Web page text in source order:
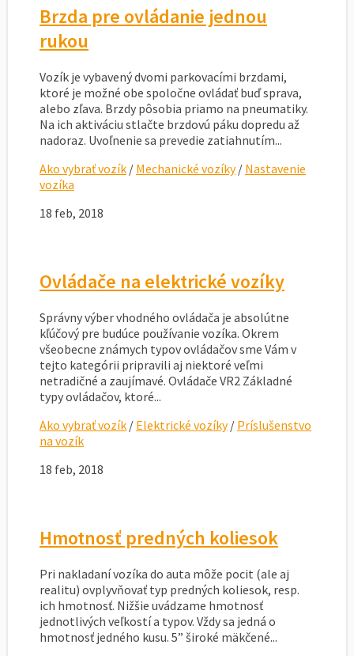
Brzda pre ovládanie jednou
rukou
Vozík je vybavený dvomi parkovacími brzdami,
ktoré je možné obe spoločne ovládať buď sprava,
alebo zľava. Brzdy pôsobia priamo na pneumatiky.
Na ich aktiváciu stlačte brzdovú páku dopredu až
nadoraz. Uvoľnenie sa prevedie zatiahnutím...
Ako vybrať vozík / Mechanické vozíky/ Nastavenie
vozíka
18 feb, 2018
Ovládače na elektrické vozíky
Správny výber vhodného ovládača je absolútne
kľúčový pre budúce používanie vozíka. Okrem
všeobecne známych typov ovládačov sme Vám v
tejto kategórii pripravili aj niektoré veľmi
netradičné a zaujímavé. Ovládače VR2 Základné
typy ovládačov, ktoré...
Ako vybrať vozík / Elektrické vozíky/ Príslušenstvo
na vozík
18 feb, 2018
Hmotnosť predných koliesok
Pri nakladaní vozíka do auta môže pocit (ale aj
realitu) ovplyvňovať typ predných koliesok, resp.
ich hmotnosť. Nižšie uvádzame hmotnosť
jednotlivých veľkostí a typov. Vždy sa jedná o
hmotnosť jedného kusu. 5” široké mäkčené...